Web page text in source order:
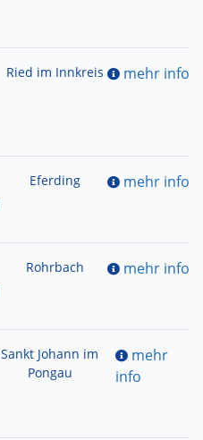
Ried im Innkreis mehr info
Eferding mehr info
Rohrbach mehr info
Sankt Johann im
Pongau
mehr
info